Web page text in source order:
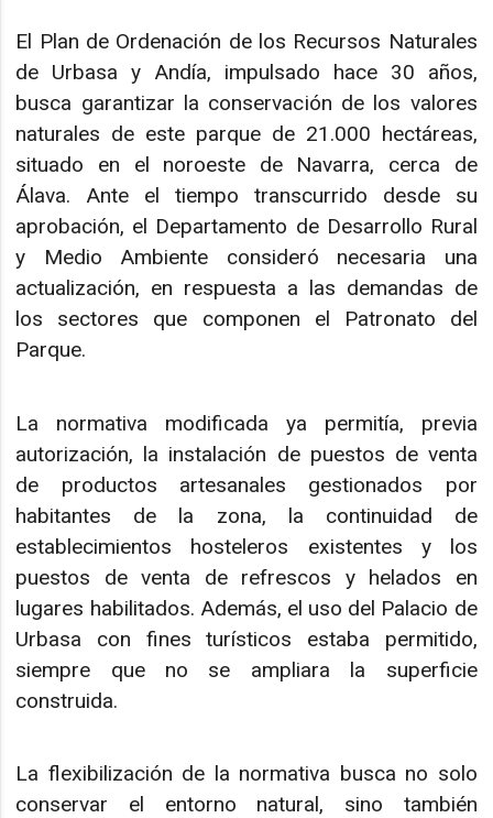
El Plan de Ordenación de los Recursos Naturales
de Urbasa y Andía, impulsado hace 30 años,
busca garantizar la conservación de los valores
naturales de este parque de 21.000 hectáreas,
situado en el noroeste de Navarra, cerca de
Álava. Ante el tiempo transcurrido desde su
aprobación, el Departamento de Desarrollo Rural
y Medio Ambiente consideró necesaria una
actualización, en respuesta a las demandas de
los sectores que componen el Patronato del
Parque.
La normativa modificada ya permitía, previa
autorización, la instalación de puestos de venta
de productos artesanales gestionados por
habitantes de la zona, la continuidad de
establecimientos hosteleros existentes y los
puestos de venta de refrescos y helados en
lugares habilitados. Además, el uso del Palacio de
Urbasa con fines turísticos estaba permitido,
siempre que no se ampliara la superficie
construida.
La flexibilización de la normativa busca no solo
conservar el entorno natural, sino también